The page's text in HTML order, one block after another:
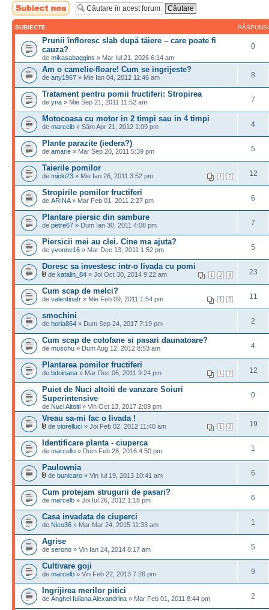
Scrie un subiect
nou
SUBIECTE
Prunii înfloresc slab după tăiere – care poate fi
cauza?
de mikasabaggins » Mar Iul 21, 2026 6:14 am
0
Am o camelie-floare! Cum se ingrijeste?
de any1967 » Mie Ian 04, 2012 11:46 am 8
Tratament pentru pomii fructiferi: Stropirea
de yna » Mie Sep 21, 2011 11:52 am 7
Motocoasa cu motor in 2 timpi sau in 4 timpi
de marcelb » Sâm Apr 21, 2012 1:09 pm 4
Plante parazite (iedera?)
de amarie » Mar Sep 20, 2011 5:39 pm 5
Taierile pomilor
1 2
de micki23 » Mie Ian 26, 2011 3:52 pm 12
Stropirile pomilor fructiferi
de ARINA» Mar Feb 01, 2011 2:27 pm 6
Plantare piersic din sambure
de petre67 » Dum Ian 30, 2011 4:06 pm 7
Piersicii mei au clei. Cine ma ajuta?
de yvonne16 » Mar Dec 13, 2011 1:52 pm 5
Doresc sa investesc intr-o livada cu pomi
1 2 3
de katalin_84 » Joi Oct 30, 2014 9:22 am 23
Cum scap de melci?
1 2
de valentinafr » Mie Feb 09, 2011 1:54 pm 11
smochini
de horia864 » Dum Sep 24, 2017 7:19 pm 2
Cum scap de cotofane si pasari daunatoare?
de muschu » Dum Aug 12, 2012 8:53 am 4
Plantarea pomilor fructiferi
1 2
de bdoinana » Mar Dec 06, 2011 9:24 pm 12
Puiet de Nuci altoiti de vanzare Soiuri
Superintensive
de Nuci Altoiti » Vin Oct 13, 2017 2:09 pm
0
Vreau sa-mi fac o livada !
1 2
de viorelluci » Joi Feb 02, 2012 11:40 am 19
Identificare planta - ciuperca
de marcello » Dum Feb 28, 2016 4:50 pm 1
Paulownia
de bunicaro » Vin Iul 19, 2013 10:41 am 6
Cum protejam strugurii de pasari?
de marcelb » Joi Iul 26, 2012 1:18 pm 6
Casa invadata de ciuperci
de Nico36 » Mar Mar 24, 2015 11:33 am 1
Agrise
de serono » Vin Ian 24, 2014 8:17 am 5
Cultivare goji
de marcelb » Vin Feb 22, 2013 7:26 pm 9
Ingrijirea merilor pitici
de Anghel Iuliana Alexandrina » Mar Feb 01, 2011 8:44 pm 2